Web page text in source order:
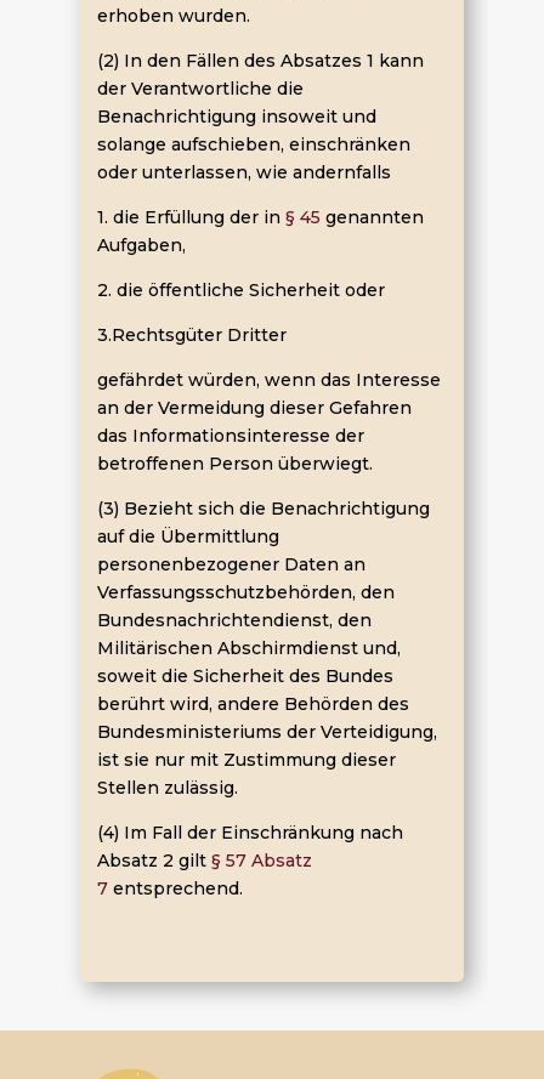
erhoben wurden.
(2) In den Fällen des Absatzes 1 kann
der Verantwortliche die
Benachrichtigung insoweit und
solange aufschieben, einschränken
oder unterlassen, wie andernfalls
1. die Erfüllung der in § 45 genannten
Aufgaben,
2. die öffentliche Sicherheit oder
3.Rechtsgüter Dritter
gefährdet würden, wenn das Interesse
an der Vermeidung dieser Gefahren
das Informationsinteresse der
betroffenen Person überwiegt.
(3) Bezieht sich die Benachrichtigung
auf die Übermittlung
personenbezogener Daten an
Verfassungsschutzbehörden, den
Bundesnachrichtendienst, den
Militärischen Abschirmdienst und,
soweit die Sicherheit des Bundes
berührt wird, andere Behörden des
Bundesministeriums der Verteidigung,
ist sie nur mit Zustimmung dieser
Stellen zulässig.
(4) Im Fall der Einschränkung nach
Absatz 2 gilt § 57 Absatz
7 entsprechend.